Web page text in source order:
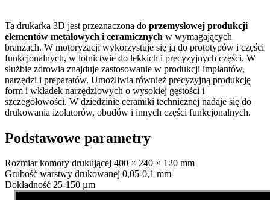
Ta drukarka 3D jest przeznaczona do przemysłowej produkcji
elementów metalowych i ceramicznych w wymagających
branżach. W motoryzacji wykorzystuje się ją do prototypów i części
funkcjonalnych, w lotnictwie do lekkich i precyzyjnych części. W
służbie zdrowia znajduje zastosowanie w produkcji implantów,
narzędzi i preparatów. Umożliwia również precyzyjną produkcję
form i wkładek narzędziowych o wysokiej gęstości i
szczegółowości. W dziedzinie ceramiki technicznej nadaje się do
drukowania izolatorów, obudów i innych części funkcjonalnych.
Podstawowe parametry
Rozmiar komory drukującej 400 × 240 × 120 mm
Grubość warstwy drukowanej 0,05-0,1 mm
Dokładność 25-150 µm